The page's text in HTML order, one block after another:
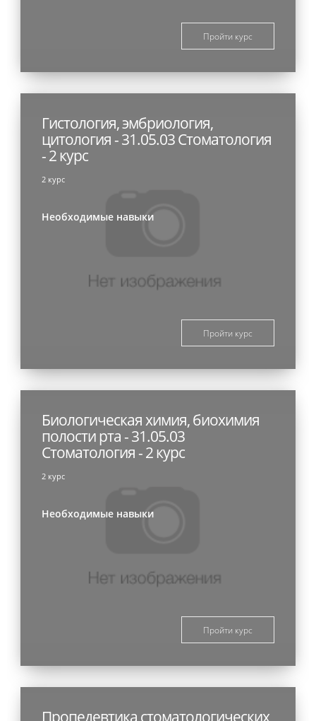
Пройти курс
Гистология, эмбриология,
цитология - 31.05.03 Стоматология
- 2 курс
2 курс
Необходимые навыки
Пройти курс
Биологическая химия, биохимия
полости рта - 31.05.03
Стоматология - 2 курс
2 курс
Необходимые навыки
Пройти курс
Пропедевтика стоматологических